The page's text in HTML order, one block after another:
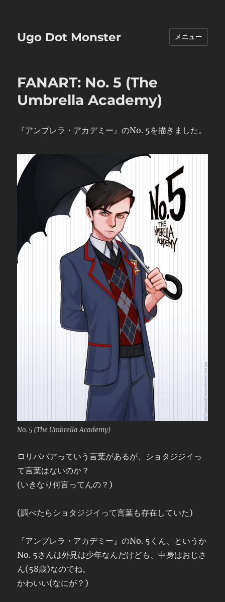
Ugo Dot Monster メニュー
FANART: No. 5 (The
Umbrella Academy)
『アンブレラ・アカデミー』のNo. 5を描きました。
No. 5 (The Umbrella Academy)
ロリババアっていう言葉があるが、ショタジジイっ
て言葉はないのか？
(いきなり何言ってんの？)
(調べたらショタジジイって言葉も存在していた)
『アンブレラ・アカデミー』のNo. 5くん、というか
No. 5さんは外見は少年なんだけども、中身はおじさ
ん(58歳)なのでね。
かわいい(なにが？)